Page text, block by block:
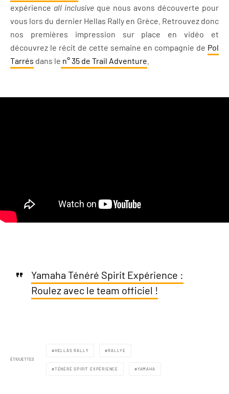
expérience all inclusive que nous avons découverte pour
vous lors du dernier Hellas Rally en Grèce. Retrouvez donc
nos premières impression sur place en vidéo et
découvrez le récit de cette semaine en compagnie de Pol
Tarrés dans le n° 35 de Trail Adventure
Yamaha Ténéré Spirit Expérience :
Roulez avec le team officiel !
ÉTIQUETTES
HELLAS RALLY RALLYE
TÉNÉRÉ SPIRIT EXPÉRIENCE YAMAHA